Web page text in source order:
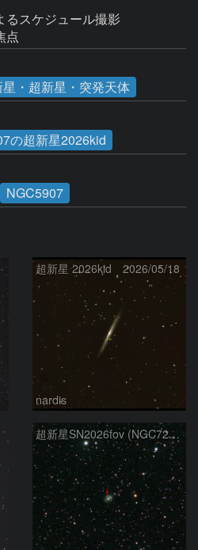
るスケジュール撮影
点
星・超新星・突発天体
の超新星2026kid
NGC5907
超新星 2026kid 2026/05/18
nardis
超新星SN2026fov (NGC7292) 5/17